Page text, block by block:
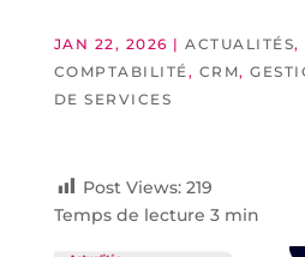
JAN 22, 2026 |ACTUALITÉS,
COMPTABILITÉ, CRM,
DE SERVICES
Post Views: 219
Temps de lecture 3 min